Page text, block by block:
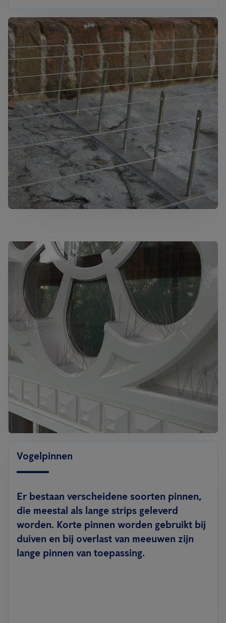
Vogelpinnen
Er bestaan verscheidene soorten pinnen,
die meestal als lange strips geleverd
worden. Korte pinnen worden gebruikt bij
duiven en bij overlast van meeuwen zijn
lange pinnen van toepassing.